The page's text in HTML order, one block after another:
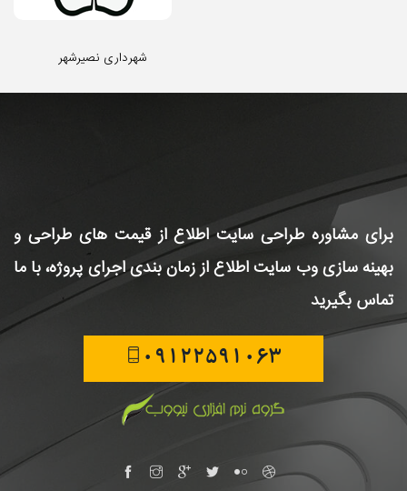
شهرداری نصیرشهر
برای مشاوره طراحی سایتاطلاع از قیمت های طراحی و
بهینه سازی وب سایتاطلاع از زمان بندی اجرای پروژه، با ما
تماس بگیرید
09122591063